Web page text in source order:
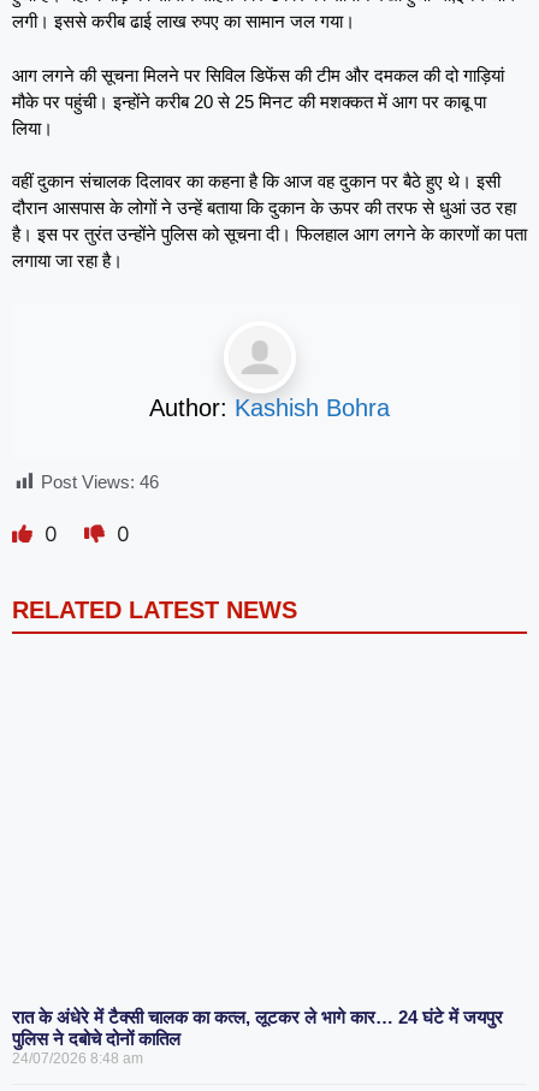
लगी। इससे करीब ढाई लाख रुपए का सामान जल गया।
आग लगने की सूचना मिलने पर सिविल डिफेंस की टीम और दमकल की दो गाड़ियां
मौके पर पहुंची। इन्होंने करीब 20 से 25 मिनट की मशक्कत में आग पर काबू पा
लिया।
वहीं दुकान संचालक दिलावर का कहना है कि आज वह दुकान पर बैठे हुए थे। इसी
दौरान आसपास के लोगों ने उन्हें बताया कि दुकान के ऊपर की तरफ से धुआं उठ रहा
है। इस पर तुरंत उन्होंने पुलिस को सूचना दी। फिलहाल आग लगने के कारणों का पता
लगाया जा रहा है।
Author: Kashish Bohra
Post Views: 46
0 0
RELATED LATEST NEWS
रात के अंधेरे में टैक्सी चालक का कत्ल, लूटकर ले भागे कार… 24 घंटे में जयपुर
पुलिस ने दबोचे दोनों कातिल
24/07/2026 8:48 am